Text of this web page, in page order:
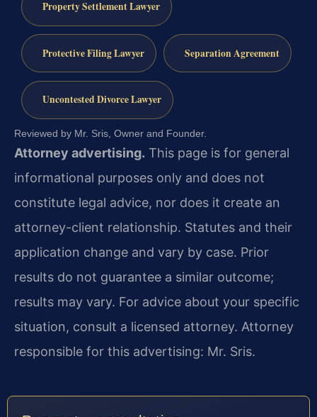
Property Settlement Lawyer
Protective Filing Lawyer Separation Agreement
Uncontested Divorce Lawyer
Reviewed by Mr. Sris, Owner and Founder.
Attorney advertising. This page is for general
informational purposes only and does not
constitute legal advice, nor does it create an
attorney-client relationship. Statutes and their
application change and vary by case. Prior
results do not guarantee a similar outcome;
results may vary. For advice about your specific
situation, consult a licensed attorney. Attorney
responsible for this advertising: Mr. Sris.